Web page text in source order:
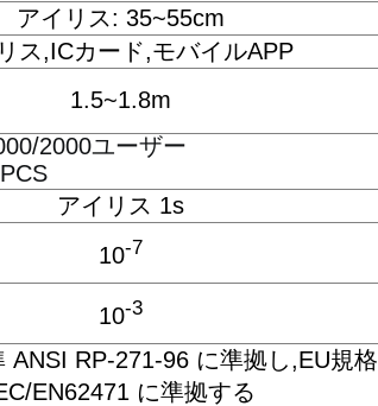
アイリス: 35~55cm
ス,ICカード,モバイルAPP
1.5~1.8m
2000ユーザー
アイリス 1s
10-7
10-3
ANSI RP-271-96 に準拠し,EU規格
EN62471 に準拠する